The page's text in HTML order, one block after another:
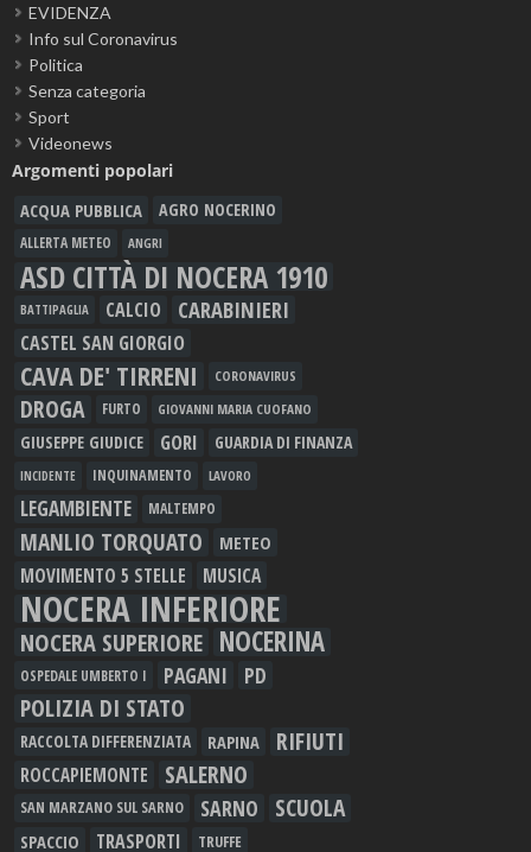
EVIDENZA
Info sul Coronavirus
Politica
Senza categoria
Sport
Videonews
Argomenti popolari
ACQUA PUBBLICA AGRO NOCERINO
ALLERTA METEO ANGRI
ASD CITTÀ DI NOCERA 1910
BATTIPAGLIA CALCIO CARABINIERI
CASTEL SAN GIORGIO
CAVA DE' TIRRENI CORONAVIRUS
DROGA FURTO GIOVANNI MARIA CUOFANO
GIUSEPPE GIUDICE GORI GUARDIA DI FINANZA
INCIDENTE INQUINAMENTO LAVORO
LEGAMBIENTE MALTEMPO
MANLIO TORQUATO METEO
MOVIMENTO 5 STELLE MUSICA
NOCERA INFERIORE
NOCERA SUPERIORE NOCERINA
OSPEDALE UMBERTO I PAGANI PD
POLIZIA DI STATO
RACCOLTA DIFFERENZIATA RAPINA RIFIUTI
ROCCAPIEMONTE SALERNO
SAN MARZANO SUL SARNO SARNO SCUOLA
SPACCIO TRASPORTI TRUFFE